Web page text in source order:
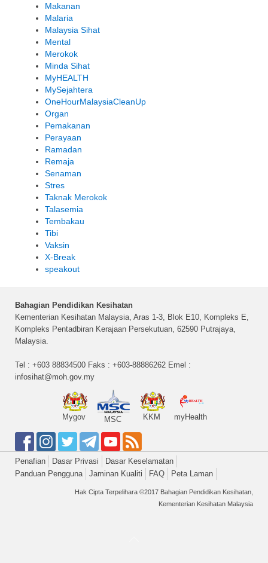
Makanan
Malaria
Malaysia Sihat
Mental
Merokok
Minda Sihat
MyHEALTH
MySejahtera
OneHourMalaysiaCleanUp
Organ
Pemakanan
Perayaan
Ramadan
Remaja
Senaman
Stres
Taknak Merokok
Talasemia
Tembakau
Tibi
Vaksin
X-Break
speakout
Bahagian Pendidikan Kesihatan
Kementerian Kesihatan Malaysia, Aras 1-3, Blok E10, Kompleks E,
Kompleks Pentadbiran Kerajaan Persekutuan, 62590 Putrajaya,
Malaysia.
Tel : +603 88834500 Faks : +603-88886262 Emel :
infosihat@moh.gov.my
Mygov MSC KKM myHealth
Penafian Dasar Privasi
Dasar Keselamatan
Panduan Pengguna
Jaminan Kualiti FAQ Peta Laman
Hak Cipta Terpelihara ©2017 Bahagian Pendidikan Kesihatan,
Kementerian Kesihatan Malaysia